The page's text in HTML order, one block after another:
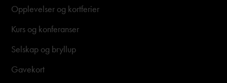
Opplevelser og kortferier
Kurs og konferanser
Selskap og bryllup
Gavekort